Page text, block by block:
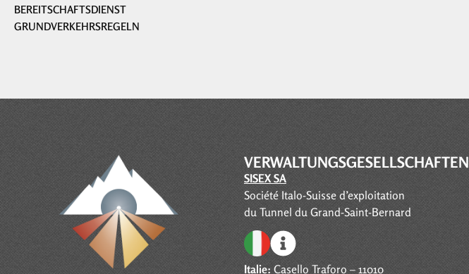
BEREITSCHAFTSDIENST
GRUNDVERKEHRSREGELN
VERWALTUNGSGESELLSCHAFTEN
SISEX SA
Société Italo-Suisse d’exploitation
du Tunnel du Grand-Saint-Bernard
Italie: Casello Traforo – 11010